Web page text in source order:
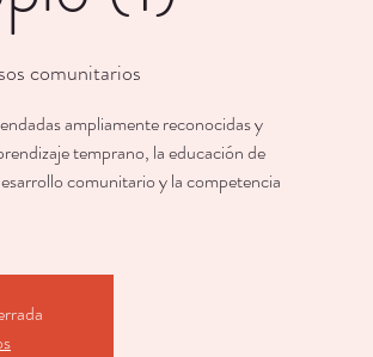
comunitarios
ampliamente reconocidas y
temprano, la educación de
comunitario y la competencia